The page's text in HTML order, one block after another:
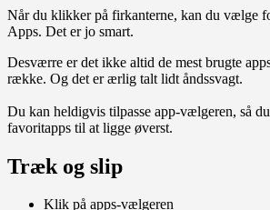
Når du klikker på firkanterne, kan du vælge
Apps. Det er jo smart.
Desværre er det ikke altid de mest brugte
række. Og det er ærlig talt lidt åndssvagt.
Du kan heldigvis tilpasse app-vælgeren, så
favoritapps til at ligge øverst.
Træk og slip
Klik på apps-vælgeren